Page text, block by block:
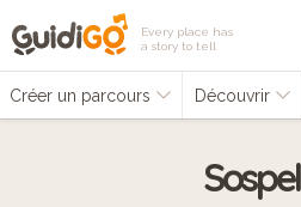
Every place has
a story to tell
Créer un parcours Découvrir
Sospel